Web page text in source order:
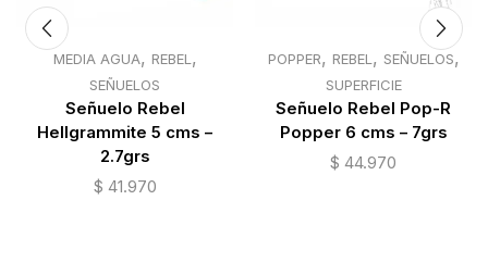
MEDIA AGUA, REBEL,
SEÑUELOS
Señuelo Rebel
Hellgrammite 5 cms –
2.7grs
$ 41.970
POPPER, REBEL, SEÑUELOS,
SUPERFICIE
Señuelo Rebel Pop-R
Popper 6 cms – 7grs
$ 44.970